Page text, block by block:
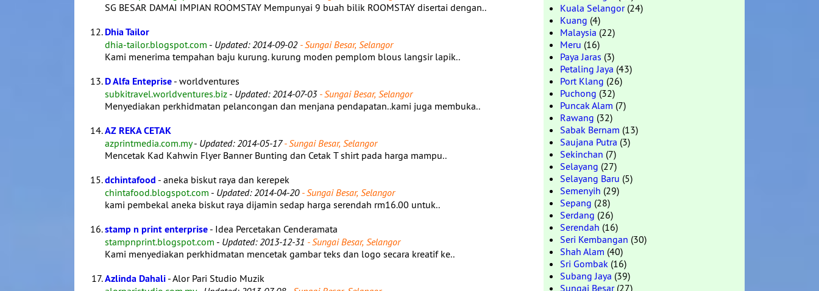
SG BESAR DAMAI IMPIAN ROOMSTAY Mempunyai 9 buah bilik ROOMSTAY disertai dengan..
Dhia Tailor
dhia-tailor.blogspot.com - Updated: 2014-09-02- Sungai Besar, Selangor
Kami menerima tempahan baju kurung. kurung moden pemplom blous langsir lapik..
D Alfa Enteprise - worldventures
subkitravel.worldventures.biz - Updated: 2014-07-03- Sungai Besar, Selangor
Menyediakan perkhidmatan pelancongan dan menjana pendapatan..kami juga membuka..
AZ REKA CETAK
azprintmedia.com.my- Updated: 2014-05-17- Sungai Besar, Selangor
Mencetak Kad Kahwin Flyer Banner Bunting dan Cetak T shirt pada harga mampu..
dchintafood - aneka biskut raya dan kerepek
chintafood.blogspot.com - Updated: 2014-04-20- Sungai Besar, Selangor
kami pembekal aneka biskut raya dijamin sedap harga serendah rm16.00 untuk..
stamp n print enterprise - Idea Percetakan Cenderamata
stampnprint.blogspot.com - Updated: 2013-12-31 - Sungai Besar, Selangor
Kami menyediakan perkhidmatan mencetak gambar teks dan logo secara kreatif ke..
Azlinda Dahali - Alor Pari Studio Muzik
Kuala Selangor(24)
Kuang (4)
Malaysia (22)
Meru (16)
Paya Jaras (3)
Petaling Jaya (43)
Port Klang (26)
Puchong (32)
Puncak Alam (7)
Rawang (32)
Sabak Bernam (13)
Saujana Putra (3)
Sekinchan (7)
Selayang (27)
Selayang Baru (5)
Semenyih (29)
Sepang (28)
Serdang (26)
Serendah (16)
Seri Kembangan (30)
Shah Alam (40)
Sri Gombak (16)
Subang Jaya (39)
Sungai Besar(27)